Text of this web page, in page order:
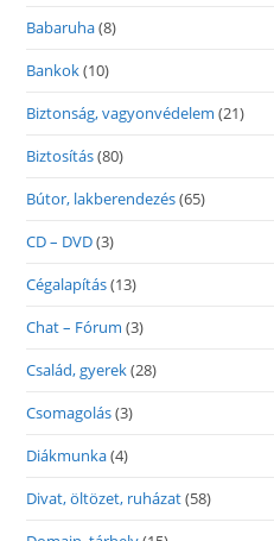
Babaruha(8)
Bankok(10)
Biztonság, vagyonvédelem (21)
Biztosítás(80)
Bútor, lakberendezés(65)
CD – DVD(3)
Cégalapítás(13)
Chat – Fórum (3)
Család, gyerek(28)
Csomagolás(3)
Diákmunka(4)
Divat, öltözet, ruházat(58)